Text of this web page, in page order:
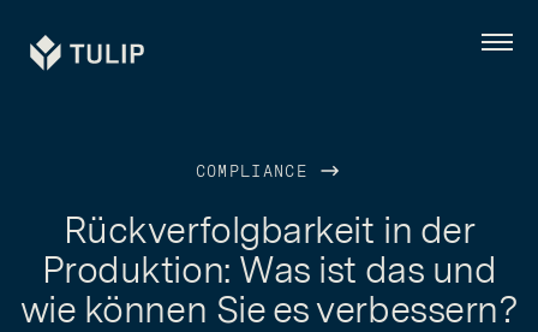
Tulip Menü
COMPLIANCE
Rückverfolgbarkeit in der
Produktion: Was ist das und
wie können Sie es verbessern?